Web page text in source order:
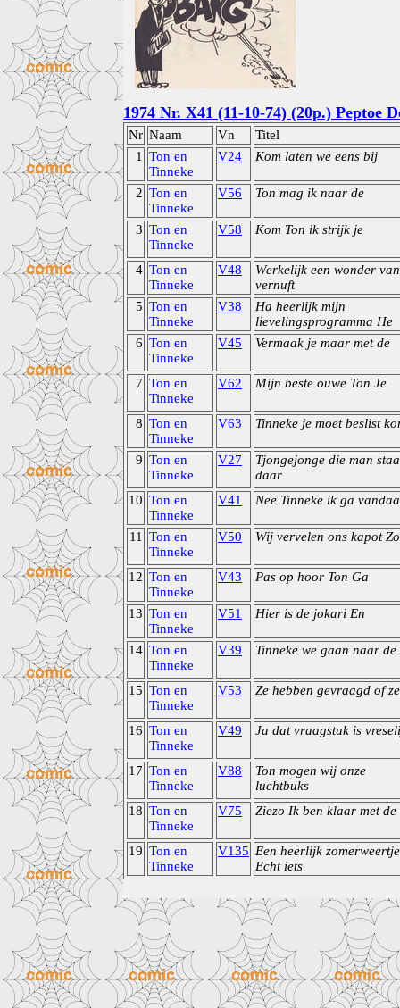
1974 Nr. X41 (11-10-74) (20p.) Peptoe
Nr Naam Vn
Titel
1
Ton en
Tinneke
V24 Kom laten we eens bij
2 Ton en
Tinneke
V56 Ton mag ik naar de
3 Ton en
Tinneke
V58 Kom Ton ik strijk je
4 Ton en
Tinneke
V48
Werkelijk een wonder van
vernuft
5 Ton en
Tinneke
V38
Ha heerlijk mijn
lievelingsprogramma He
6 Ton en
Tinneke
V45 Vermaak je maar met de
7 Ton en
Tinneke
V62 Mijn beste ouwe Ton Je
8 Ton en
Tinneke
V63 Tinneke je moet beslist
9 Ton en
Tinneke
V27
Tjongejonge die man
daar
10 Ton en
Tinneke
V41 Nee Tinneke ik ga
11
Ton en
Tinneke
V50 Wij vervelen ons kapot Zo
12 Ton en
Tinneke
V43 Pas op hoor Ton Ga
13 Ton en
Tinneke
V51 Hier is de jokari En
14 Ton en
Tinneke
V39 Tinneke we gaan naar de
15 Ton en
Tinneke
V53 Ze hebben gevraagd of ze
16 Ton en
Tinneke
V49 Ja dat vraagstuk is
17 Ton en
Tinneke
V88
Ton mogen wij onze
luchtbuks
18 Ton en
Tinneke
V75 Ziezo Ik ben klaar met de
19 Ton en
Tinneke
V135 Een heerlijk zomerweertje
Echt iets